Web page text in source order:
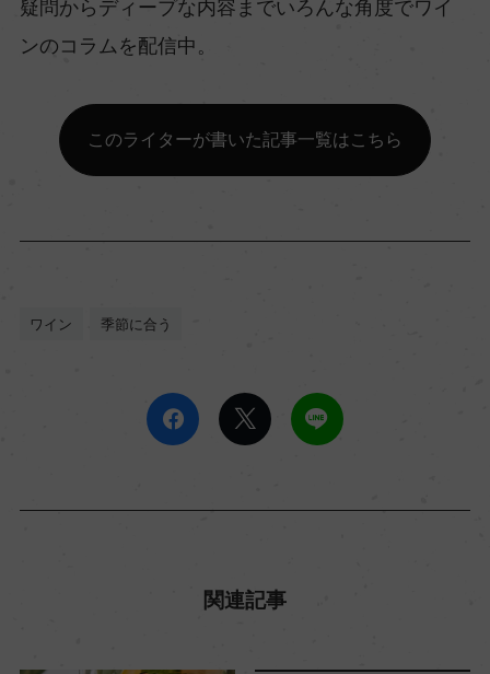
疑問からディープな内容までいろんな角度でワイ
ンのコラムを配信中。
このライターが書いた記事一覧はこちら
ワイン 季節に合う
関連記事